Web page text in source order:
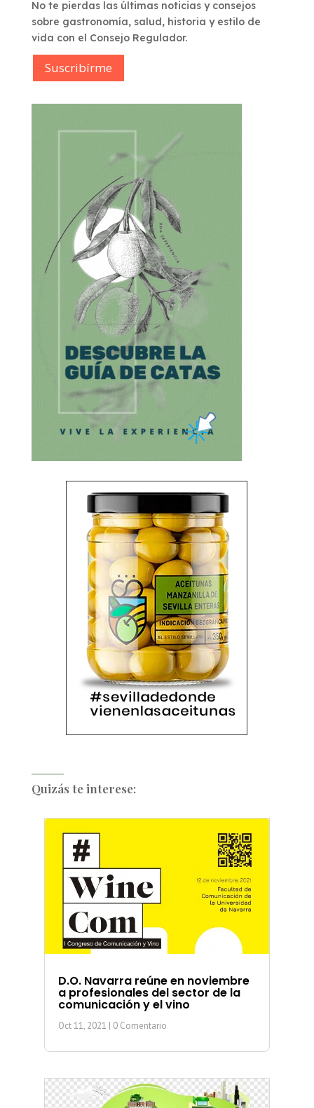
No te pierdas las últimas noticias y consejos
sobre gastronomía, salud, historia y estilo de
vida con el Consejo Regulador.
Suscribírme
Quizás te interese:
D.O. Navarra reúne en noviembre
a profesionales del sector de la
comunicación y el vino
Oct 11, 2021 | 0 Comentario